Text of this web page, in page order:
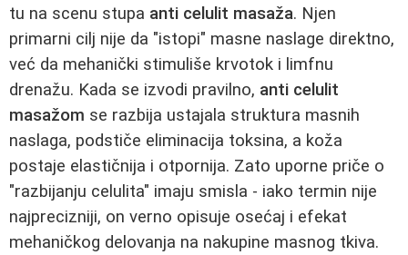
tu na scenu stupa anti celulit masaža. Njen
primarni cilj nije da "istopi" masne naslage direktno,
već da mehanički stimuliše krvotok i limfnu
drenažu. Kada se izvodi pravilno, anti celulit
masažom se razbija ustajala struktura masnih
naslaga, podstiče eliminacija toksina, a koža
postaje elastičnija i otpornija. Zato uporne priče o
"razbijanju celulita" imaju smisla - iako termin nije
najprecizniji, on verno opisuje osećaj i efekat
mehaničkog delovanja na nakupine masnog tkiva.